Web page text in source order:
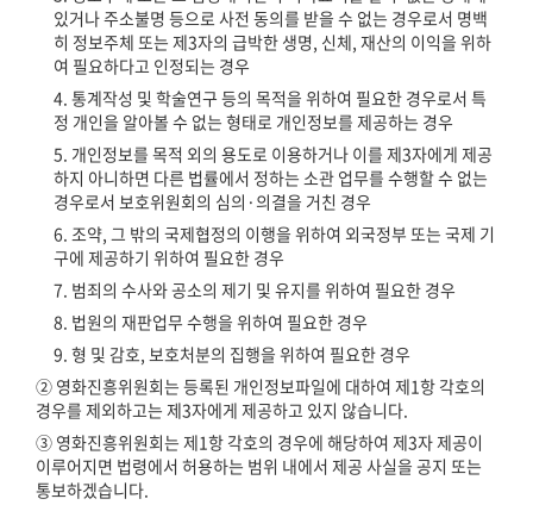
있거나 주소불명 등으로 사전 동의를 받을 수 없는 경우로서 명백
히 정보주체 또는 제3자의 급박한 생명, 신체, 재산의 이익을 위하
여 필요하다고 인정되는 경우
4. 통계작성 및 학술연구 등의 목적을 위하여 필요한 경우로서 특
정 개인을 알아볼 수 없는 형태로 개인정보를 제공하는 경우
5. 개인정보를 목적 외의 용도로 이용하거나 이를 제3자에게 제공
하지 아니하면 다른 법률에서 정하는 소관 업무를 수행할 수 없는
경우로서 보호위원회의 심의·의결을 거친 경우
6. 조약, 그 밖의 국제협정의 이행을 위하여 외국정부 또는 국제 기
구에 제공하기 위하여 필요한 경우
7. 범죄의 수사와 공소의 제기 및 유지를 위하여 필요한 경우
8. 법원의 재판업무 수행을 위하여 필요한 경우
9. 형 및 감호, 보호처분의 집행을 위하여 필요한 경우
② 영화진흥위원회는 등록된 개인정보파일에 대하여 제1항 각호의
경우를 제외하고는 제3자에게 제공하고 있지 않습니다.
③ 영화진흥위원회는 제1항 각호의 경우에 해당하여 제3자 제공이
이루어지면 법령에서 허용하는 범위 내에서 제공 사실을 공지 또는
통보하겠습니다.